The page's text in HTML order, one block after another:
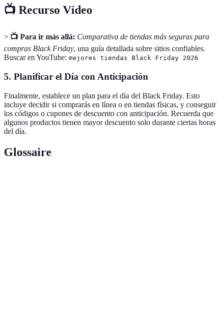
📺 Recurso Vídeo
> 📺 Para ir más allá: Comparativa de tiendas más seguras para
compras Black Friday, una guía detallada sobre sitios confiables.
Buscar en YouTube: mejores tiendas Black Friday 2026
5. Planificar el Día con Anticipación
Finalmente, establece un plan para el día del Black Friday. Esto
incluye decidir si comprarás en línea o en tiendas físicas, y conseguir
los códigos o cupones de descuento con anticipación. Recuerda que
algunos productos tienen mayor descuento solo durante ciertas horas
del día.
Glossaire